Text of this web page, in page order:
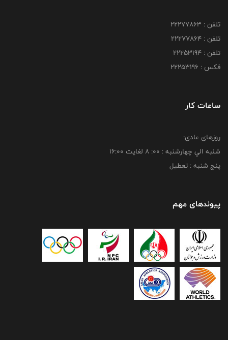
تلفن : 22277863
تلفن : 22277864
تلفن : 22253194
فکس : 22253196
ساعات کار
روزهای عادی:
شنبه الي چهارشنبه : 00: 8 لغايت 16:00
پنج شنبه : تعطیل
پیوندهای مهم